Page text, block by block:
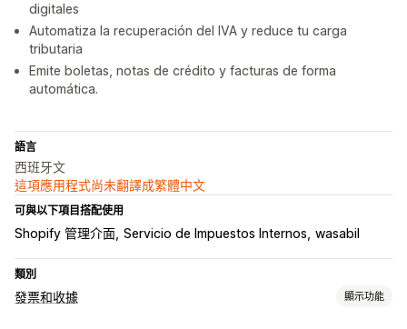
digitales
Automatiza la recuperación del IVA y reduce tu carga
tributaria
Emite boletas, notas de crédito y facturas de forma
automática.
語言
西班牙文
這項應用程式尚未翻譯成繁體中文
可與以下項目搭配使用
Shopify 管理介面 Servicio de Impuestos Internos wasabil
類別
發票和收據 顯示功能